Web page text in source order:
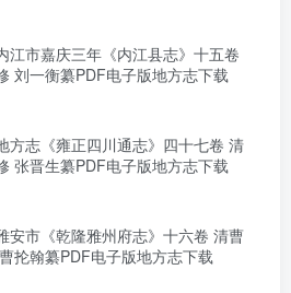
江市嘉庆三年《内江县志》十五卷
刘一衡纂PDF电子版地方志下载
方志《雍正四川通志》四十七卷 清
张晋生纂PDF电子版地方志下载
安市《乾隆雅州府志》十六卷 清曹
抡翰纂PDF电子版地方志下载